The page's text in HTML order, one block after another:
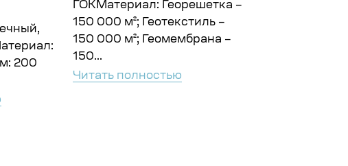
200
ГОКМатериал: Георешетка –
150 000 м²; Геотекстиль –
150 000 м²; Геомембрана –
150...
Читать полностью